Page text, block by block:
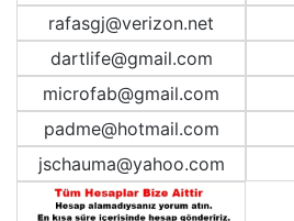
rafasgj@verizon.net
dartlife@gmail.com
microfab@gmail.com
padme@hotmail.com
jschauma@yahoo.com